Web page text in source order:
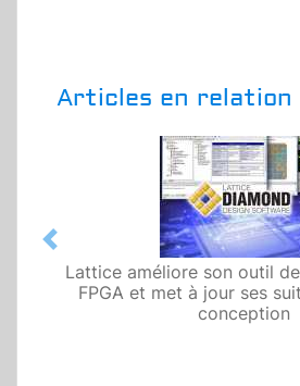
Articles en relation
Lattice améliore son outil
FPGA et met à jour ses
conception
Previous